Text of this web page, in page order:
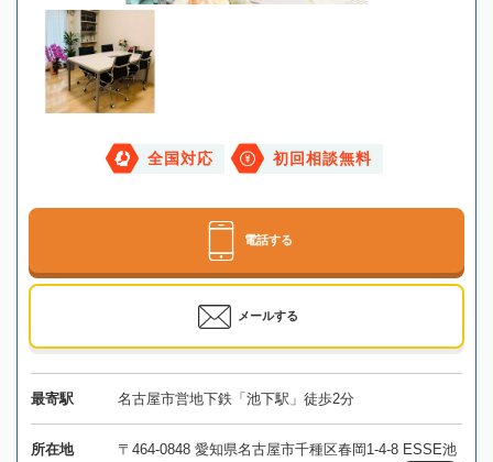
全国対応 初回相談無料
電話する
メールする
最寄駅 名古屋市営地下鉄「池下駅」徒歩2分
所在地
〒464-0848 愛知県名古屋市千種区春岡1-4-8 ESSE池